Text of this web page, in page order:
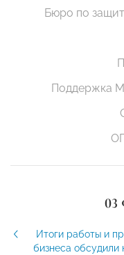
Бюро по
Поддержка
03
Итоги работы и
бизнеса